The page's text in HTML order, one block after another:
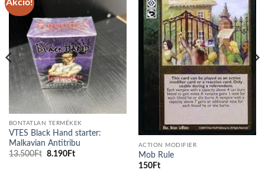
Akció!
wishlist
BONTATLAN TERMÉKEK
VTES Black Hand starter:
Malkavian Antitribu
13.500Ft Original
8.190FtCurrent
wishlist
ACTION MODIFIER
Mob Rule
150Ft